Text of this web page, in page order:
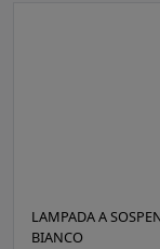
LAMPADA A
BIANCO